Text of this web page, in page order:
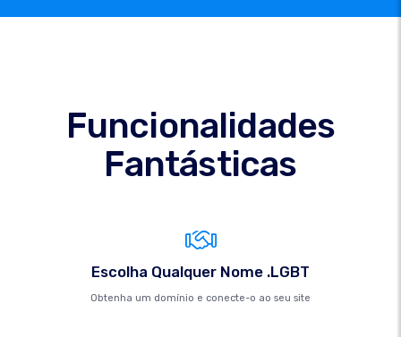
Funcionalidades
Fantásticas
Escolha Qualquer Nome .LGBT
Obtenha um domínio e conecte-o ao seu site